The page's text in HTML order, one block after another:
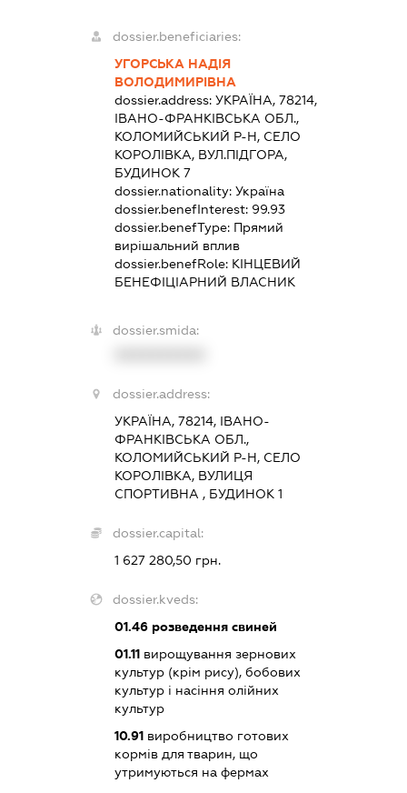
dossier.beneficiaries:
УГОРСЬКА НАДІЯ
ВОЛОДИМИРІВНА
dossier.address:УКРАЇНА, 78214,
ІВАНО-ФРАНКІВСЬКА ОБЛ.,
КОЛОМИЙСЬКИЙ Р-Н, СЕЛО
КОРОЛІВКА, ВУЛ.ПІДГОРА,
БУДИНОК 7
dossier.nationality:Україна
dossier.benefInterest: 99.93
dossier.benefType: Прямий
вирішальний вплив
dossier.benefRole: КІНЦЕВИЙ
БЕНЕФІЦІАРНИЙ ВЛАСНИК
dossier.smida:
dossier.address:
УКРАЇНА, 78214, ІВАНО-
ФРАНКІВСЬКА ОБЛ.,
КОЛОМИЙСЬКИЙ Р-Н, СЕЛО
КОРОЛІВКА, ВУЛИЦЯ
СПОРТИВНА , БУДИНОК 1
dossier.capital:
1 627 280,50 грн.
dossier.kveds:
01.46 розведення свиней
01.11 вирощування зернових
культур (крім рису), бобових
культур і насіння олійних
культур
10.91 виробництво готових
кормів для тварин, що
утримуються на фермах